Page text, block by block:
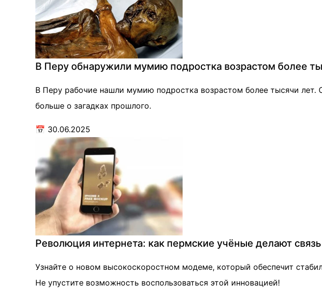
В Перу обнаружили мумию подростка возрастом более
В Перу рабочие нашли мумию подростка возрастом более тысячи лет.
больше о загадках прошлого.
📅 30.06.2025
Революция интернета: как пермские учёные делают
Узнайте о новом высокоскоростном модеме, который обеспечит
Не упустите возможность воспользоваться этой инновацией!